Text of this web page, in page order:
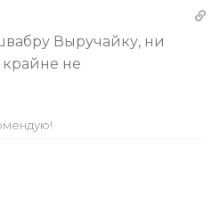
Выручайку, ни
не